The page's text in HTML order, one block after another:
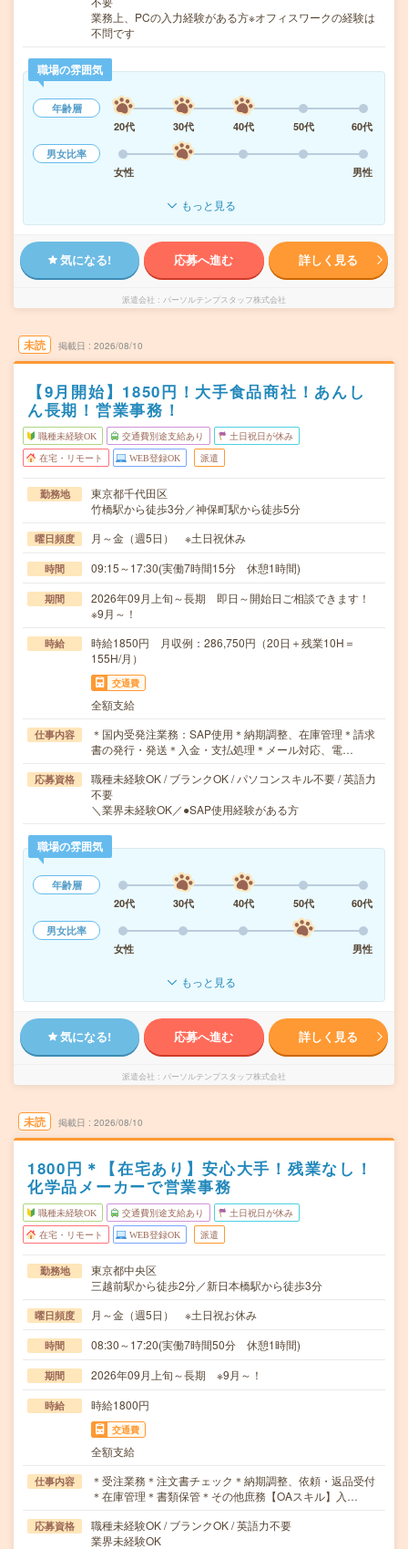
業務上、PCの入力経験がある方※オフィスワークの経験は
不問です
職場の雰囲気
年齢層
20代
30代 40代 50代
60代
男女比率
女性
男性
もっと見る
気になる! 応募へ進む 詳しく見る
派遣会社 パーソルテンプスタッフ株式会社
未読 掲載日 2026/08/10
【9月開始】1850円！大手食品商社！あんし
ん長期！営業事務！
職種未経験OK 交通費別途支給あり 土日祝日が休み
在宅・リモート WEB登録OK 派遣
勤務地
東京都千代田区
竹橋駅から徒歩3分／神保町駅から徒歩5分
曜日頻度 月～金（週5日） ※土日祝休み
時間 09:15～17:30(実働7時間15分 休憩1時間)
期間
2026年09月上旬～長期 即日～開始日ご相談できます！
※9月～！
時給
時給1850円 月収例：286,750円（20日＋残業10H＝
155H/月）
交通費
全額支給
仕事内容
＊国内受発注業務：SAP使用＊納期調整、在庫管理＊請求
書の発行・発送＊入金・支払処理＊メール対応、電…
応募資格
職種未経験OK / ブランクOK / パソコンスキル不要 / 英語力
不要
＼業界未経験OK／●SAP使用経験がある方
職場の雰囲気
年齢層
20代
30代 40代 50代
60代
男女比率
女性
男性
もっと見る
気になる! 応募へ進む 詳しく見る
派遣会社 パーソルテンプスタッフ株式会社
未読 掲載日 2026/08/10
1800円＊【在宅あり】安心大手！残業なし！
化学品メーカーで営業事務
職種未経験OK 交通費別途支給あり 土日祝日が休み
在宅・リモート WEB登録OK 派遣
勤務地
東京都中央区
三越前駅から徒歩2分／新日本橋駅から徒歩3分
曜日頻度 月～金（週5日） ※土日祝お休み
時間 08:30～17:20(実働7時間50分 休憩1時間)
期間 2026年09月上旬～長期 ※9月～！
時給 時給1800円
交通費
全額支給
仕事内容
＊受注業務＊注文書チェック＊納期調整、依頼・返品受付
＊在庫管理＊書類保管＊その他庶務【OAスキル】入…
応募資格
職種未経験OK / ブランクOK / 英語力不要
業界未経験OK